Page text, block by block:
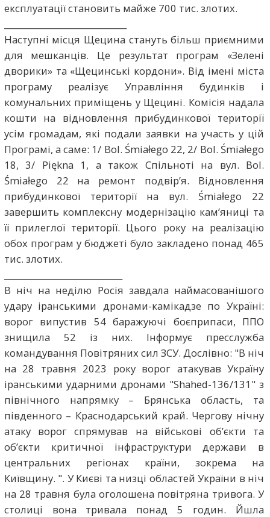
експлуатації становить майже 700 тис. злотих.
Наступні місця Щецина стануть більш приємними
для мешканців. Це результат програм «Зелені
дворики» та «Щецинські кордони». Від імені міста
програму реалізує Управління будинків і
комунальних приміщень у Щецині. Комісія надала
кошти на відновлення прибудинкової території
усім громадам, які подали заявки на участь у цій
Програмі, а саме: 1/ Bol. Śmiałego 22, 2/ Bol. Śmiałego
18, 3/ Piękna 1, а також Спільноті на вул. Bol.
Śmiałego 22 на ремонт подвір’я. Відновлення
прибудинкової території на вул. Śmiałego 22
завершить комплексну модернізацію кам’яниці та
її прилеглої території. Цього року на реалізацію
обох програм у бюджеті було закладено понад 465
тис. злотих.
В ніч на неділю Росія завдала наймасованішого
удару іранськими дронами-камікадзе по Україні:
ворог випустив 54 баражуючі боєприпаси, ППО
знищила 52 із них. Інформує пресслужба
командування Повітряних сил ЗСУ. Дослівно: "В ніч
на 28 травня 2023 року ворог атакував Україну
іранськими ударними дронами "Shahed-136/131" з
північного напрямку – Брянська область, та
південного – Краснодарський край. Чергову нічну
атаку ворог спрямував на військові об’єкти та
об’єкти критичної інфраструктури держави в
центральних регіонах країни, зокрема на
Київщину. ". У Києві та низці областей України в ніч
на 28 травня була оголошена повітряна тривога. У
столиці вона тривала понад 5 годин. Йшла